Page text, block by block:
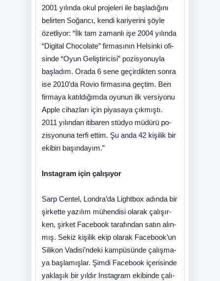
2001 yı­lın­da okul pro­je­le­ri ile baş­la­dı­ğı­nı
be­lir­ten So­ğan­cı, ken­di ka­ri­ye­ri­ni şöy­le
özet­li­yor: “İlk tam za­man­lı işe 2004 yı­lın­da
“Di­gi­tal Cho­co­la­te­” fir­ma­sı­nın Hel­sin­ki ofi­
sin­de “O­yun Ge­liş­ti­ri­ci­si­” po­zis­yo­nuy­la
baş­la­dım. Ora­da 6 se­ne ge­çir­dik­ten son­ra
ise 2010’da Ro­vi­o fir­ma­sı­na geç­tim. Ben
fir­ma­ya ka­tıl­dı­ğım­da oyu­nun ilk ver­si­yo­nu
App­le ci­haz­la­rı için pi­ya­sa­ya çık­mış­tı.
2011 yı­lın­dan iti­ba­ren stüd­yo mü­dü­rü po­
zis­yo­nu­na ter­fi et­tim. Şu an­da 42 ki­şi­lik bir
eki­bin ba­şın­da­yım.”
Instagram için çalışıyor
Sarp Cen­tel, Lon­dra­’da Ligh­tbox adın­da bir
şir­ket­te ya­zı­lım mü­hen­di­si ola­rak ça­lı­şır­
ken, şir­ket Fa­ce­bo­ok ta­ra­fın­dan sa­tın alın­
mış. Se­kiz ki­şi­lik ekip ola­rak Fa­ce­bo­ok’­un
Si­li­kon Va­di­si­’n­de­ki kam­pü­sün­de ça­lış­ma­
ya baş­la­mış­lar. Şim­di Fa­ce­bo­ok içe­ri­sin­de
yak­la­şık bir yıl­dır Ins­tag­ram eki­bin­de ça­lı­